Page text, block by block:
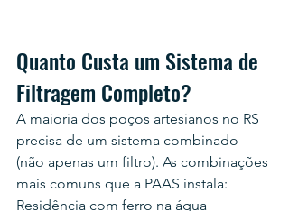
Quanto Custa um Sistema de
Filtragem Completo?
A maioria dos poços artesianos no RS
precisa de um sistema combinado
(não apenas um filtro). As combinações
mais comuns que a PAAS instala:
Residência com ferro na água